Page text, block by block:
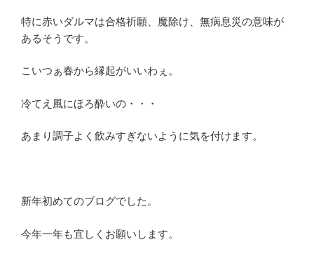
特に赤いダルマは合格祈願、魔除け、無病息災の意味が
あるそうです。
こいつぁ春から縁起がいいわぇ。
冷てえ風にほろ酔いの・・・
あまり調子よく飲みすぎないように気を付けます。
新年初めてのブログでした。
今年一年も宜しくお願いします。